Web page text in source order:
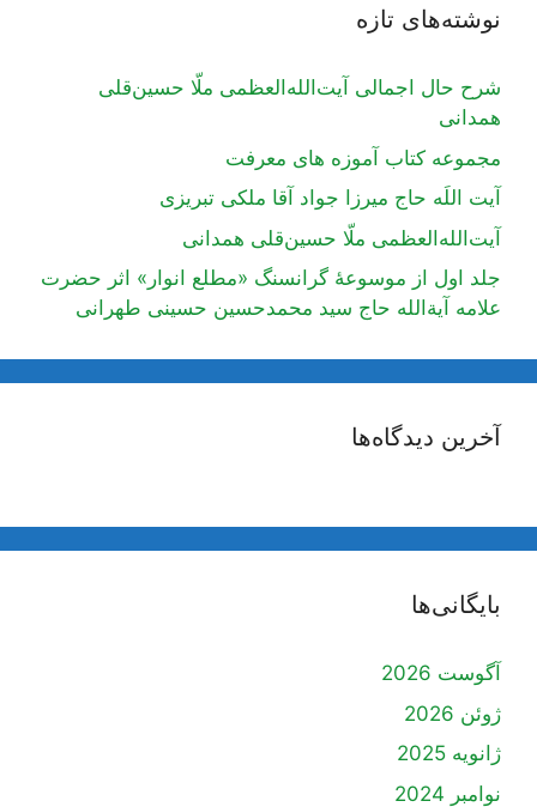
نوشته‌های تازه
شرح حال اجمالی آیت‌الله‌العظمی ملّا حسین‌قلی
همدانی
مجموعه کتاب آموزه های معرفت
آیت اللَه حاج میرزا جواد آقا ملکی تبریزی
آیت‌الله‌العظمی ملّا حسین‌قلی همدانی
جلد اول از موسوعۀ گرانسنگ «مطلع انوار» اثر حضرت
علامه آیة‌الله حاج سید محمدحسین حسینی طهرانی
آخرین دیدگاه‌ها
بایگانی‌ها
آگوست 2026
ژوئن 2026
ژانویه 2025
نوامبر 2024